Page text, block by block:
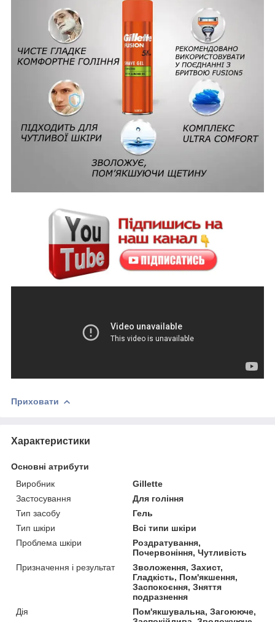
Приховати
Характеристики
Основні атрибути
Виробник
Gillette
Застосування
Для гоління
Тип засобу
Гель
Тип шкіри
Всі типи шкіри
Проблема шкіри
Роздратування,
Почервоніння, Чутливість
Призначення і результат
Зволоження, Захист,
Гладкість, Пом'якшення,
Заспокоєння, Зняття
подразнення
Дія
Пом'якшувальна, Загоююче,